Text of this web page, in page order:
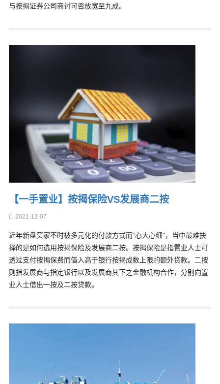
与按揭证券公司商讨可否放宽至九成。
【一手置业】按揭保险VS发展商二按
2021-12-07
近年新盘买家不时被多元化的付款方式而“心大心细”，当中最难抉
择的是如何选用按揭保险及发展商二按。按揭保险是指置业人士可
透过支付按揭保费而借入高于银行按揭成数上限的额外贷款。二按
则指发展商与指定银行以及发展商其下之金融机构合作，分别向置
业人士借出一按及二按贷款。